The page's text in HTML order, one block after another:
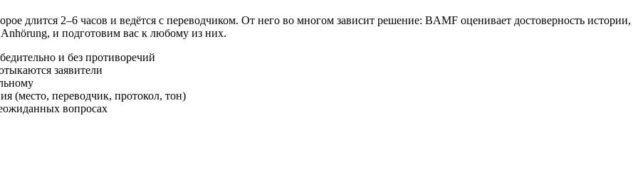
длится 2–6 часов и ведётся с переводчиком. От него во многом зависит решение: BAMF оценивает достоверность истории,
и подготовим вас к любому из них.
и без противоречий
заявители
(место, переводчик, протокол, тон)
вопросах